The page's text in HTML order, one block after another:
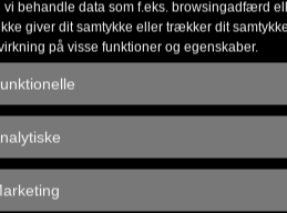
vi behandle data som f.eks. browsingadfærd
giver dit samtykke eller trækker dit
på visse funktioner og egenskaber.
som I kan tage med hjem
måde – særligt fedt med
unge
fra andre byer